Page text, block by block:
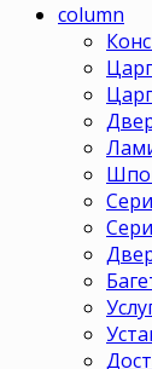
column